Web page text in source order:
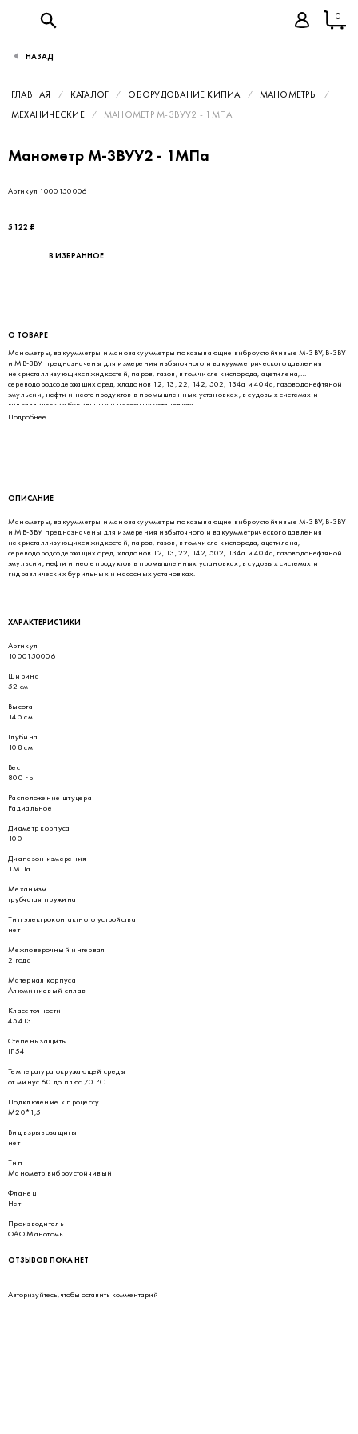
0
ГЛАВНАЯ КАТАЛОГ ОБОРУДОВАНИЕ КИПИА
МАНОМЕТРЫ
МЕХАНИЧЕСКИЕ
МАНОМЕТР М-3ВУУ2 - 1МПА
Манометр М-3ВУУ2 - 1МПа
Артикул 1000150006
5 122 ₽
В ИЗБРАННОЕ
О ТОВАРЕ
Манометры, вакуумметры и мановакуумметры показывающие виброустойчивые М-3ВУ, В-3ВУ
и МВ-3ВУ предназначены для измерения избыточного и вакуумметрического давления
некристаллизующихся жидкостей, паров, газов, в том числе кислорода, ацетилена,
сереводородсодержащих сред, хладонов 12, 13, 22, 142, 502, 134а и 404а, газоводонефтяной
эмульсии, нефти и нефтепродуктов в промышленных установках, в судовых системах и
гидравлических бурильных и насосных установках.
Подробнее
ОПИСАНИЕ
Манометры, вакуумметры и мановакуумметры показывающие виброустойчивые М-3ВУ, В-3ВУ
и МВ-3ВУ предназначены для измерения избыточного и вакуумметрического давления
некристаллизующихся жидкостей, паров, газов, в том числе кислорода, ацетилена,
сереводородсодержащих сред, хладонов 12, 13, 22, 142, 502, 134а и 404а, газоводонефтяной
эмульсии, нефти и нефтепродуктов в промышленных установках, в судовых системах и
гидравлических бурильных и насосных установках.
ХАРАКТЕРИСТИКИ
Артикул
1000150006
Ширина
52 см
Высота
145 см
Глубина
108 см
Вес
800 гр
Расположение штуцера
Радиальное
Диаметр корпуса
100
Диапазон измерения
1МПа
Механизм
трубчатая пружина
Тип электроконтактного устройства
нет
Межповерочный интервал
2 года
Материал корпуса
Алюминиевый сплав
Класс точности
45413
Степень защиты
IP54
Температура окружающей среды
от минус 60 до плюс 70 °С
Подключение к процессу
М20*1,5
Вид взрывозащиты
нет
Тип
Манометр виброустойчивый
Фланец
Нет
Производитель
ОАО Манотомь
ОТЗЫВОВ ПОКА НЕТ
Авторизуйтесь, чтобы оставить комментарий
НАЗАД